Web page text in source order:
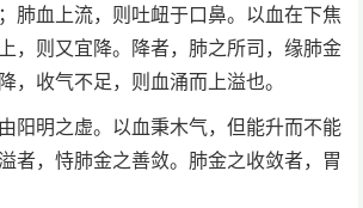
肺血上流，则吐衄于口鼻。以血在下焦
，则又宜降。降者，肺之所司，缘肺金
，收气不足，则血涌而上溢也。
阳明之虚。以血秉木气，但能升而不能
者，恃肺金之善敛。肺金之收敛者，胃